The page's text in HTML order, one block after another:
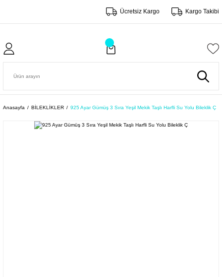
Ücretsiz Kargo Kargo Takibi
Anasayfa BİLEKLİKLER 925 Ayar Gümüş 3 Sıra Yeşil Mekik Taşlı Harfli Su Yolu Bileklik Ç